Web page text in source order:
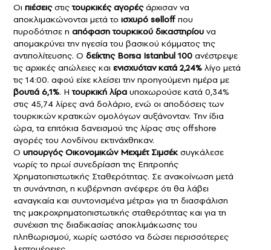
Οι πιέσειςστιςτουρκικέςαγορέςάρχισαν να
αποκλιμακώνονται μετά το ισχυρό selloff που
πυροδότησε η απόφαση τουρκικού δικαστηρίου να
απομακρύνει την ηγεσία του βασικού κόμματος της
αντιπολίτευσης. Ο δείκτης Borsa Istanbul 100 ανέστρεψε
τις αρχικές απώλειες και ενισχυόταν κατά 2,24% λίγο μετά
τις 14:00. αφού είχε κλείσει την προηγούμενη ημέρα με
βουτιά 6,1%. Ητουρκική λίρα υποχωρούσε κατά 0,34%
στις 45,74 λίρες ανά δολάριο, ενώ οι αποδόσεις των
τουρκικών κρατικών ομολόγων αυξάνονταν. Την ίδια
ώρα, τα επιτόκια δανεισμού της λίρας στις offshore
αγορές του Λονδίνου εκτινάχθηκαν.
Ο υπουργός Οικονομικών Μεχμέτ Σιμσέκσυγκάλεσε
νωρίς το πρωί συνεδρίαση της Επιτροπής
Χρηματοπιστωτικής Σταθερότητας. Σε ανακοίνωση μετά
τη συνάντηση, η κυβέρνηση ανέφερε ότι θα λάβει
«αναγκαία και συντονισμένα μέτρα» για τη διασφάλιση
της μακροχρηματοπιστωτικής σταθερότητας και για τη
συνέχιση της διαδικασίας αποκλιμάκωσης του
πληθωρισμού, χωρίς ωστόσο να δώσει περισσότερες